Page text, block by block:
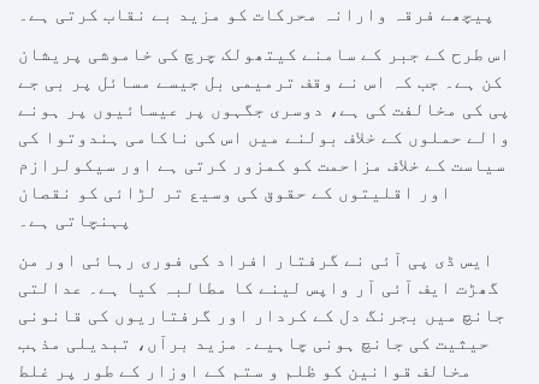
پیچھے فرقہ وارانہ محرکات کو مزید بے نقاب کرتی ہے۔
اس طرح کے جبر کے سامنے کیتھولک چرچ کی خاموشی پریشان
کن ہے۔ جب کہ اس نے وقف ترمیمی بل جیسے مسائل پر بی جے
پی کی مخالفت کی ہے، دوسری جگہوں پر عیسائیوں پر ہونے
والے حملوں کے خلاف بولنے میں اس کی ناکامی ہندوتوا کی
سیاست کے خلاف مزاحمت کو کمزور کرتی ہے اور سیکولرازم
اور اقلیتوں کے حقوق کی وسیع تر لڑائی کو نقصان
پہنچاتی ہے۔
ایس ڈی پی آئی نے گرفتار افراد کی فوری رہائی اور من
گھڑت ایف آئی آر واپس لینے کا مطالبہ کیا ہے۔ عدالتی
جانچ میں بجرنگ دل کے کردار اور گرفتاریوں کی قانونی
حیثیت کی جانچ ہونی چاہیے۔ مزید برآں، تبدیلی مذہب
مخالف قوانین کو ظلم و ستم کے اوزار کے طور پر غلط